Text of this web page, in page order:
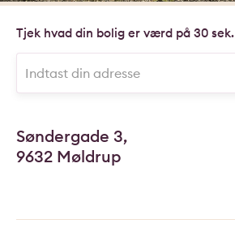
Tjek hvad din bolig er værd på 30 sek.
Søndergade 3,
9632 Møldrup